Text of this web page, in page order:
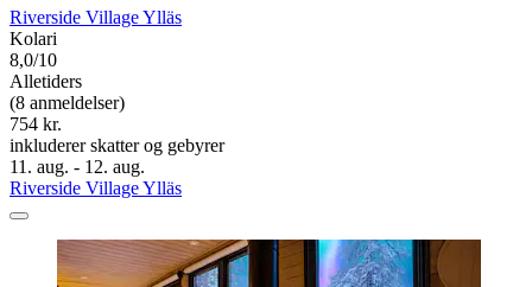
Riverside Village Ylläs
Kolari
8,0/10
Alletiders
(8 anmeldelser)
754 kr.
inkluderer skatter og gebyrer
11. aug. - 12. aug.
Riverside Village Ylläs